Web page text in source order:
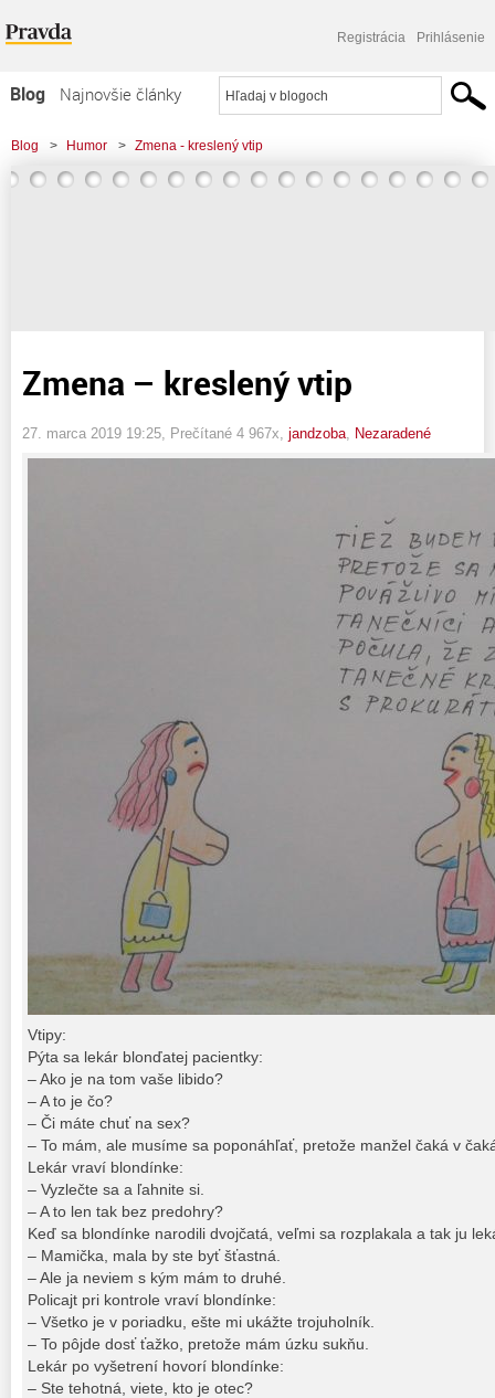
Registrácia Prihlásenie
Blog
Najnovšie články
Najčítanejšie články
Najkomentovanejšie články
Blog > Humor > Zmena - kreslený vtip
Zmena – kreslený vtip
27. marca 2019 19:25 , Prečítané 4 967x, jandzoba Nezaradené
Vtipy:
Pýta sa lekár blonďatej pacientky:
– Ako je na tom vaše libido?
– A to je čo?
– Či máte chuť na sex?
– To mám, ale musíme sa poponáhľať, pretože manžel čaká v
Lekár vraví blondínke:
– Vyzlečte sa a ľahnite si.
– A to len tak bez predohry?
Keď sa blondínke narodili dvojčatá, veľmi sa rozplakala a tak ju
– Mamička, mala by ste byť šťastná.
– Ale ja neviem s kým mám to druhé.
Policajt pri kontrole vraví blondínke:
– Všetko je v poriadku, ešte mi ukážte trojuholník.
– To pôjde dosť ťažko, pretože mám úzku sukňu.
Lekár po vyšetrení hovorí blondínke:
– Ste tehotná, viete, kto je otec?